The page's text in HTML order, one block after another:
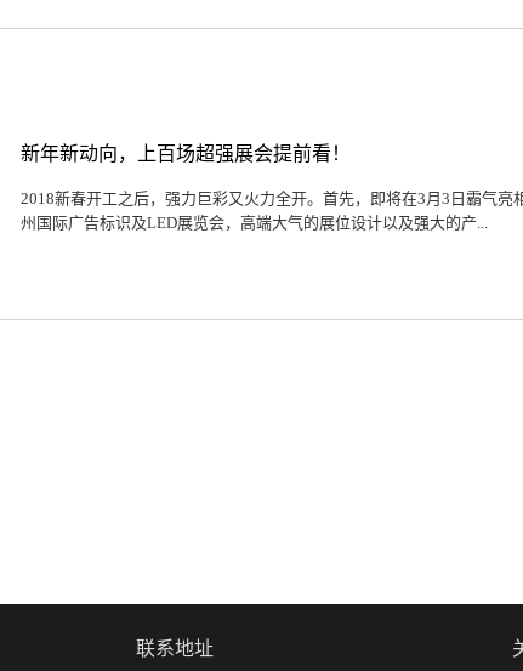
为大尺寸智能商业显示开创者，此次展会中，强力巨彩重磅推出的小间
度的640mm * 480mm镁丽集成箱体，惊艳亮相，引无数观展人员纷纷驻
潮。客户可现场面对面体验镁丽箱体M1（配合320*160mm单元板Q2 Pro
Pro、Q1.53 Pro）、M2(配合320*160mm单元板Q2.5 Pro、Q3.07、Q4)，
新年新动向，上百场超强展会提前看！
2018新春开工之后，强力巨彩又火力全开。首先，即将在3月3日霸气
州国际广告标识及LED展览会，高端大气的展位设计以及强大的产...
商共同筹备的百余场海内外区域展会也将闪亮登场，全面涵盖IT、安防
牌建设渗透到世界每一角落！（以下为部分区域展会）每一场展会上，
箱体、高精尖的小间距产品等各系列精品，致力于为广大客户提供更加
验！镁丽箱体强力巨彩镁丽系列是一款能完全实现前维护、一箱多用、
联系地址